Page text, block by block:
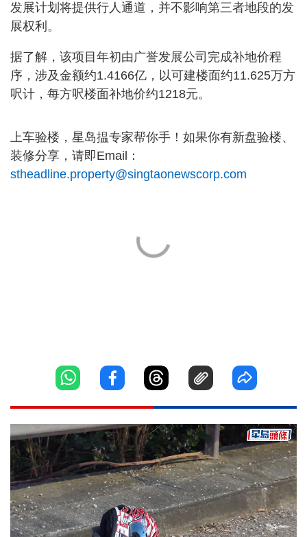
发展计划将提供行人通道，并不影响第三者地段的发
展权利。
据了解，该项目年初由广誉发展公司完成补地价程
序，涉及金额约1.4166亿，以可建楼面约11.625万方
呎计，每方呎楼面补地价约1218元。
上车验楼，星岛揾专家帮你手！如果你有新盘验楼、
装修分享，请即Email：
stheadline.property@singtaonewscorp.com